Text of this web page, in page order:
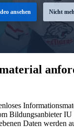
ansehen Nicht
Bildungsanbieter IU
Daten werden